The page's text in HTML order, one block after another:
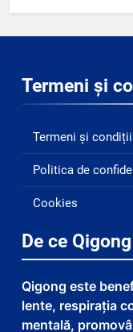
Termeni și
Termeni și
Politica de
Cookies
De ce Qigong
Qigong este
lente, respirația
mentală,